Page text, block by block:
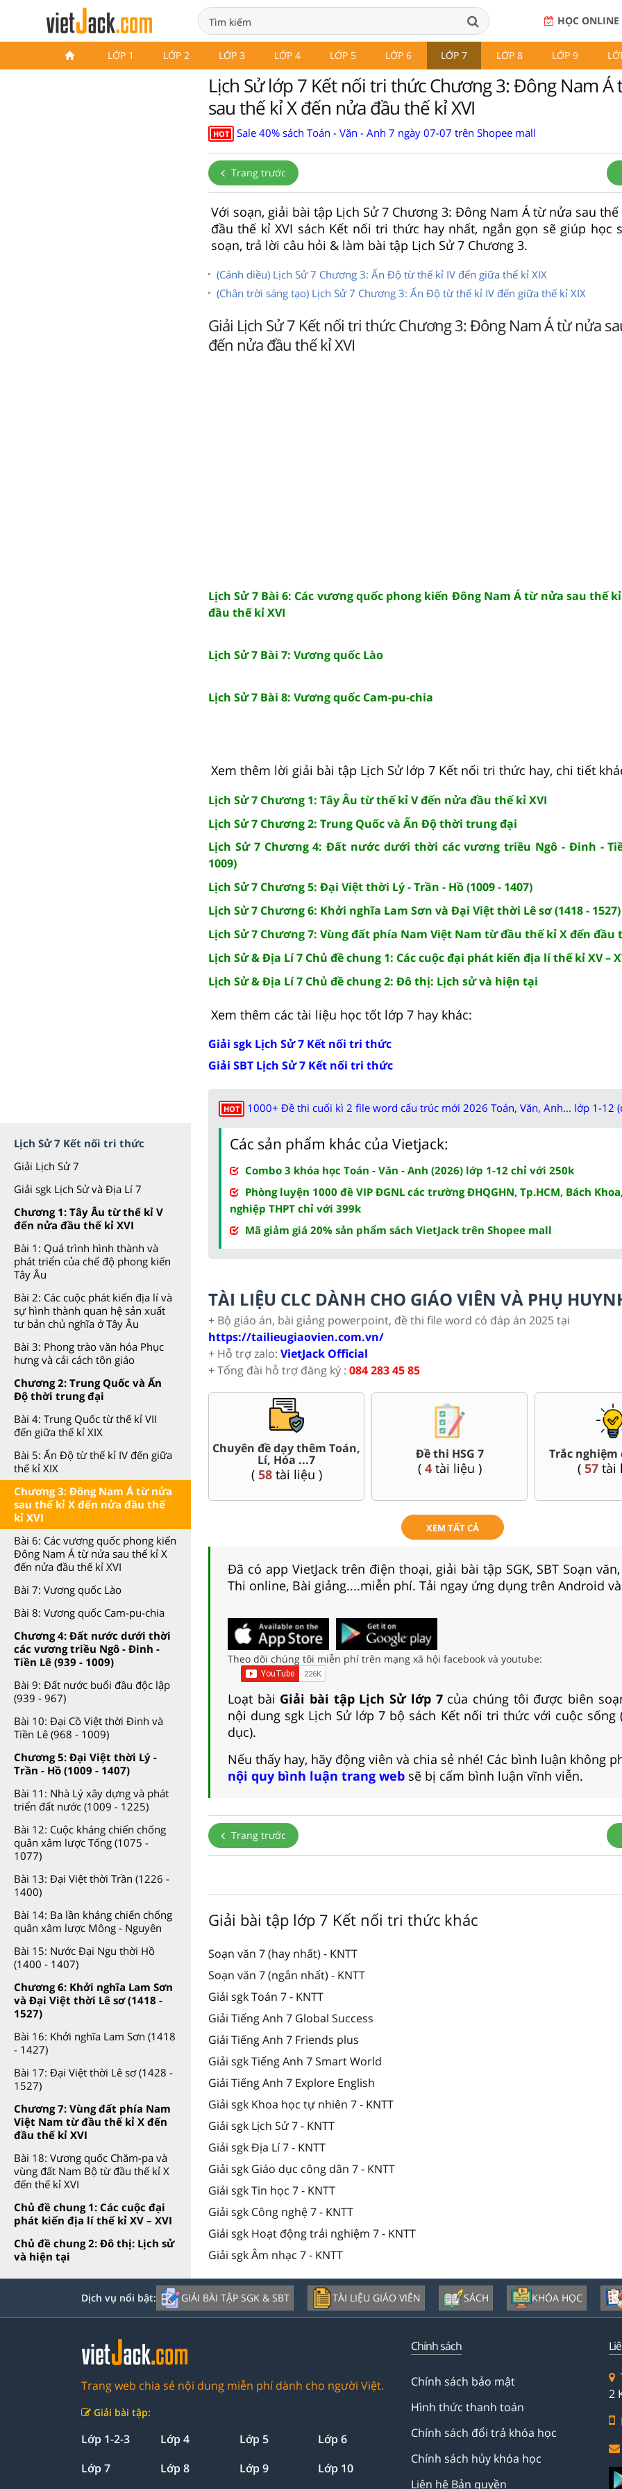
HỌC ONLINE
LỚP 1 LỚP 2 LỚP 3 LỚP 4 LỚP 5 LỚP 6 LỚP 7 LỚP 8 LỚP 9
Lịch Sử 7 Kết nối tri thức
Giải Lịch Sử 7
Giải sgk Lịch Sử và Địa Lí 7
Chương 1: Tây Âu từ thế kỉ V
đến nửa đầu thế kỉ XVI
Bài 1: Quá trình hình thành và
phát triển của chế độ phong kiến
Tây Âu
Bài 2: Các cuộc phát kiến địa lí và
sự hình thành quan hệ sản xuất
tư bản chủ nghĩa ở Tây Âu
Bài 3: Phong trào văn hóa Phục
hưng và cải cách tôn giáo
Chương 2: Trung Quốc và Ấn
Độ thời trung đại
Bài 4: Trung Quốc từ thế kỉ VII
đến giữa thế kỉ XIX
Bài 5: Ấn Độ từ thế kỉ IV đến giữa
thế kỉ XIX
Chương 3: Đông Nam Á từ nửa
sau thế kỉ X đến nửa đầu thế
kỉ XVI
Bài 6: Các vương quốc phong kiến
Đông Nam Á từ nửa sau thế kỉ X
đến nửa đầu thế kỉ XVI
Bài 7: Vương quốc Lào
Bài 8: Vương quốc Cam-pu-chia
Chương 4: Đất nước dưới thời
các vương triều Ngô - Đinh -
Tiền Lê (939 - 1009)
Bài 9: Đất nước buổi đầu độc lập
(939 - 967)
Bài 10: Đại Cồ Việt thời Đinh và
Tiền Lê (968 - 1009)
Chương 5: Đại Việt thời Lý -
Trần - Hồ (1009 - 1407)
Bài 11: Nhà Lý xây dựng và phát
triển đất nước (1009 - 1225)
Bài 12: Cuộc kháng chiến chống
quân xâm lược Tống (1075 -
1077)
Bài 13: Đại Việt thời Trần (1226 -
1400)
Bài 14: Ba lần kháng chiến chống
quân xâm lược Mông - Nguyên
Bài 15: Nước Đại Ngu thời Hồ
(1400 - 1407)
Chương 6: Khởi nghĩa Lam Sơn
và Đại Việt thời Lê sơ (1418 -
1527)
Bài 16: Khởi nghĩa Lam Sơn (1418
- 1427)
Bài 17: Đại Việt thời Lê sơ (1428 -
1527)
Chương 7: Vùng đất phía Nam
Việt Nam từ đầu thế kỉ X đến
đầu thế kỉ XVI
Bài 18: Vương quốc Chăm-pa và
vùng đất Nam Bộ từ đầu thế kỉ X
đến thế kỉ XVI
Chủ đề chung 1: Các cuộc đại
phát kiến địa lí thế kỉ XV – XVI
Chủ đề chung 2: Đô thị: Lịch sử
và hiện tại
Lịch Sử lớp 7 Kết nối tri thức Chương 3: Đông Nam Á
sau thế kỉ X đến nửa đầu thế kỉ XVI
HOT Sale 40% sách Toán - Văn - Anh 7 ngày 07-07 trên Shopee mall
Trang trước
Với soạn, giải bài tập Lịch Sử 7 Chương 3: Đông Nam Á từ nửa sau thế
đầu thế kỉ XVI sách Kết nối tri thức hay nhất, ngắn gọn sẽ giúp học
soạn, trả lời câu hỏi & làm bài tập Lịch Sử 7 Chương 3.
(Cánh diều) Lịch Sử 7 Chương 3: Ấn Độ từ thế kỉ IV đến giữa thế kỉ XIX
(Chân trời sáng tạo) Lịch Sử 7 Chương 3: Ấn Độ từ thế kỉ IV đến giữa thế kỉ XIX
Giải Lịch Sử 7 Kết nối tri thức Chương 3: Đông Nam Á từ nửa
đến nửa đầu thế kỉ XVI
Lịch Sử 7 Bài 6: Các vương quốc phong kiến Đông Nam Á từ nửa sau thế
đầu thế kỉ XVI
Lịch Sử 7 Bài 7: Vương quốc Lào
Lịch Sử 7 Bài 8: Vương quốc Cam-pu-chia
Xem thêm lời giải bài tập Lịch Sử lớp 7 Kết nối tri thức hay, chi tiết
Lịch Sử 7 Chương 1: Tây Âu từ thế kỉ V đến nửa đầu thế kỉ XVI
Lịch Sử 7 Chương 2: Trung Quốc và Ấn Độ thời trung đại
Lịch Sử 7 Chương 4: Đất nước dưới thời các vương triều Ngô - Đinh -
1009)
Lịch Sử 7 Chương 5: Đại Việt thời Lý - Trần - Hồ (1009 - 1407)
Lịch Sử 7 Chương 6: Khởi nghĩa Lam Sơn và Đại Việt thời Lê sơ (1418 - 1527)
Lịch Sử 7 Chương 7: Vùng đất phía Nam Việt Nam từ đầu thế kỉ X đến đầu
Lịch Sử & Địa Lí 7 Chủ đề chung 1: Các cuộc đại phát kiến địa lí thế kỉ XV –
Lịch Sử & Địa Lí 7 Chủ đề chung 2: Đô thị: Lịch sử và hiện tại
Xem thêm các tài liệu học tốt lớp 7 hay khác:
Giải sgk Lịch Sử 7 Kết nối tri thức
Giải SBT Lịch Sử 7 Kết nối tri thức
HOT 1000+ Đề thi cuối kì 2 file word cấu trúc mới 2026 Toán, Văn, Anh... lớp 1-12
Các sản phẩm khác của Vietjack:
Combo 3 khóa học Toán - Văn - Anh (2026) lớp 1-12 chỉ với 250k
Phòng luyện 1000 đề VIP ĐGNL các trường ĐHQGHN, Tp.HCM, Bách
nghiệp THPT chỉ với 399k
Mã giảm giá 20% sản phẩm sách VietJack trên Shopee mall
TÀI LIỆU CLC DÀNH CHO GIÁO VIÊN VÀ PHỤ
+ Bộ giáo án, bài giảng powerpoint, đề thi file word có đáp án 2025 tại
https://tailieugiaovien.com.vn/
+ Hỗ trợ zalo: VietJack Official
+ Tổng đài hỗ trợ đăng ký : 084 283 45 85
Văn, Giáo án word 7 Chuyên đề dạy thêm Toán,
Lí, Hóa ...7
( 58tài liệu )
Đề thi HSG 7
( 4tài liệu )
Trắc nghiệm
( 57tài
XEM TẤT CẢ
Đã có app VietJack trên điện thoại, giải bài tập SGK, SBT Soạn
Thi online, Bài giảng....miễn phí. Tải ngay ứng dụng trên Android và
Theo dõi chúng tôi miễn phí trên mạng xã hội facebook và youtube:
Loạt bài Giải bài tập Lịch Sử lớp 7của chúng tôi được biên
nội dung sgk Lịch Sử lớp 7 bộ sách Kết nối tri thức với cuộc sống
dục).
Nếu thấy hay, hãy động viên và chia sẻ nhé! Các bình luận không
nội quy bình luận trang web sẽ bị cấm bình luận vĩnh viễn.
Trang trước
Giải bài tập lớp 7 Kết nối tri thức khác
Soạn văn 7 (hay nhất) - KNTT
Soạn văn 7 (ngắn nhất) - KNTT
Giải sgk Toán 7 - KNTT
Giải Tiếng Anh 7 Global Success
Giải Tiếng Anh 7 Friends plus
Giải sgk Tiếng Anh 7 Smart World
Giải Tiếng Anh 7 Explore English
Giải sgk Khoa học tự nhiên 7 - KNTT
Giải sgk Lịch Sử 7 - KNTT
Giải sgk Địa Lí 7 - KNTT
Giải sgk Giáo dục công dân 7 - KNTT
Giải sgk Tin học 7 - KNTT
Giải sgk Công nghệ 7 - KNTT
Giải sgk Hoạt động trải nghiệm 7 - KNTT
Giải sgk Âm nhạc 7 - KNTT
Dịch vụ nổi bật: GIẢI BÀI TẬP SGK & SBT TÀI LIỆU GIÁO VIÊN SÁCH KHÓA HỌC
Trang web chia sẻ nội dung miễn phí dành cho người Việt.
Giải bài tập:
Lớp 1-2-3 Lớp 4 Lớp 5
Lớp 6
Lớp 7
Lớp 8 Lớp 9 Lớp 10
Chính sách
Chính sách bảo mật
Hình thức thanh toán
Chính sách đổi trả khóa học
Chính sách hủy khóa học
Liên hệ Bản quyền
2